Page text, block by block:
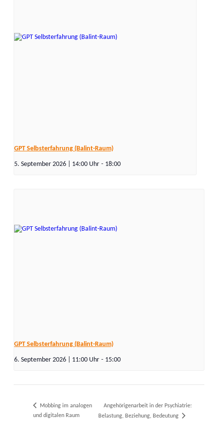
GPT Selbsterfahrung (Balint-Raum)
5. September 2026 | 14:00 - 18:00
GPT Selbsterfahrung (Balint-Raum)
6. September 2026 | 11:00 - 15:00
Mobbing im analogen
und digitalen Raum
Angehörigenarbeit in der Psychiatrie:
Belastung, Beziehung, Bedeutung